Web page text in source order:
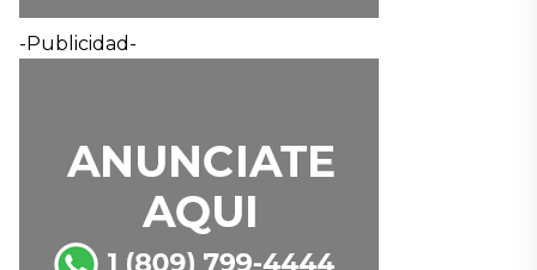
-Publicidad-